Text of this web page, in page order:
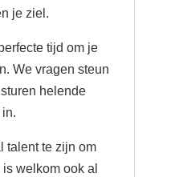
je ziel.
tijd om je
We vragen steun
helende
talent te zijn om
welkom ook al